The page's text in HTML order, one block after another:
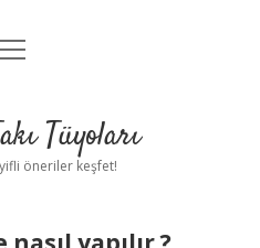
Uyarı
menüyü
Tüyoları
öneriler keşfet!